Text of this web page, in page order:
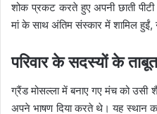
शोक प्रकट करते हुए अपनी छाती
मां के साथ अंतिम संस्कार में शामिल हुईं,
परिवार के सदस्यों के
ग्रैंड मोसल्ला में बनाए गए मंच को उसी
अपने भाषण दिया करते थे। यह स्थान